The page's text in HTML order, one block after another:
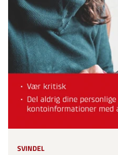
SVINDEL